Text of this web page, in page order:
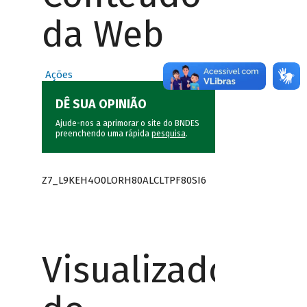
da Web
Ações
DÊ SUA OPINIÃO
Ajude-nos a aprimorar o site do BNDES
preenchendo uma rápida pesquisa.
Z7_L9KEH4O0LORH80ALCLTPF80SI6
Visualizador